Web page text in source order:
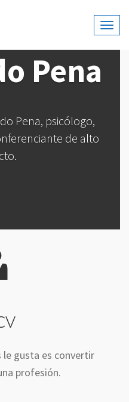
Pena
Pena, psicólogo,
de alto
le gusta es convertir
profesión.